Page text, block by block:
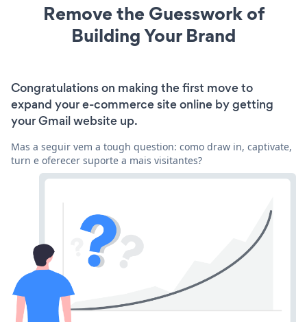
Remove the Guesswork of
Building Your Brand
Congratulations on making the first move to
expand your e-commerce site online by getting
your Gmail website up.
Mas a seguir vem a tough question: como draw in, captivate,
turn e oferecer suporte a mais visitantes?